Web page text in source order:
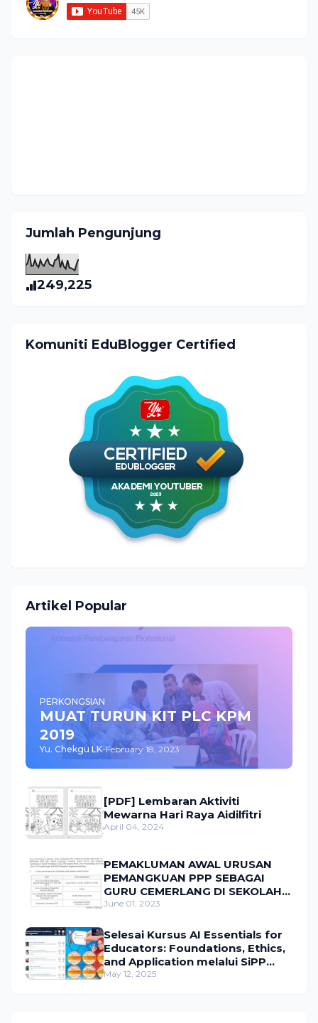
Jumlah Pengunjung
249,225
Komuniti EduBlogger Certified
Artikel Popular
PERKONGSIAN
MUAT TURUN KIT PLC KPM
2019
Yu. Chekgu LK-February 18, 2023
[PDF] Lembaran Aktiviti
Mewarna Hari Raya Aidilfitri
April 04, 2024
PEMAKLUMAN AWAL URUSAN
PEMANGKUAN PPP SEBAGAI
GURU CEMERLANG DI SEKOLAH,
KV, IAB, KOLEJ MATRIKULASI,
CEMERLANG DI IPG SECARA KUP
DI KPM TAHUN 2023
June 01, 2023
Selesai Kursus AI Essentials for
Educators: Foundations, Ethics,
and Application melalui SiPP
KPM
May 12, 2025